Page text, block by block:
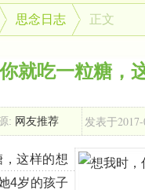
思念日志 正文
就吃一粒糖，
: 网友推荐 发表于
这样的想
4岁的孩子